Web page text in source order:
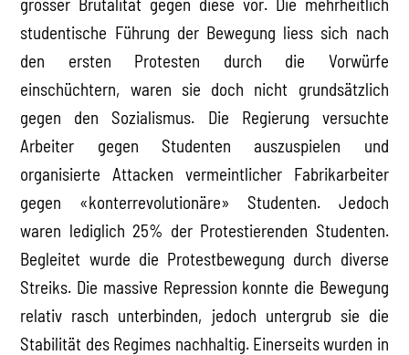
studentische Führung der Bewegung liess sich nach
den ersten Protesten durch die Vorwürfe
einschüchtern, waren sie doch nicht grundsätzlich
gegen den Sozialismus. Die Regierung versuchte
Arbeiter gegen Studenten auszuspielen und
organisierte Attacken vermeintlicher Fabrikarbeiter
gegen «konterrevolutionäre» Studenten. Jedoch
waren lediglich 25% der Protestierenden Studenten.
Begleitet wurde die Protestbewegung durch diverse
Streiks. Die massive Repression konnte die Bewegung
relativ rasch unterbinden, jedoch untergrub sie die
Stabilität des Regimes nachhaltig. Einerseits wurden in